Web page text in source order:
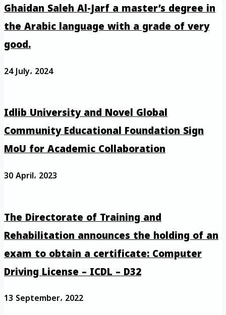
Ghaidan Saleh Al-Jarf a master’s degree in
the Arabic language with a grade of very
good.
24 July، 2024
Idlib University and Novel Global
Community Educational Foundation Sign
MoU for Academic Collaboration
30 April، 2023
The Directorate of Training and
Rehabilitation announces the holding of an
exam to obtain a certificate: Computer
Driving License – ICDL – D32
13 September، 2022